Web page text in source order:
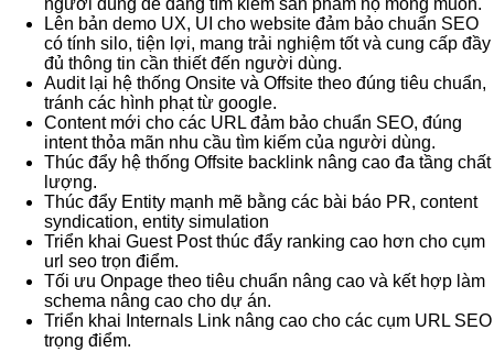
người dùng dễ dàng tìm kiếm sản phẩm họ mong muốn.
Lên bản demo UX, UI cho website đảm bảo chuẩn SEO
có tính silo, tiện lợi, mang trải nghiệm tốt và cung cấp đầy
đủ thông tin cần thiết đến người dùng.
Audit lại hệ thống Onsite và Offsite theo đúng tiêu chuẩn,
tránh các hình phạt từ google.
Content mới cho các URL đảm bảo chuẩn SEO, đúng
intent thỏa mãn nhu cầu tìm kiếm của người dùng.
Thúc đẩy hệ thống Offsite backlink nâng cao đa tầng chất
lượng.
Thúc đẩy Entity mạnh mẽ bằng các bài báo PR, content
syndication, entity simulation
Triển khai Guest Post thúc đẩy ranking cao hơn cho cụm
url seo trọn điểm.
Tối ưu Onpage theo tiêu chuẩn nâng cao và kết hợp làm
schema nâng cao cho dự án.
Triển khai Internals Link nâng cao cho các cụm URL SEO
trọng điểm.